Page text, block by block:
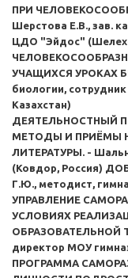
ПРИ
Шерстова Е.В., зав.
ЦДО "Эйдос"
УЧАЩИХСЯ УРОКАХ
биологии,
Казахстан)
ДЕЯТЕЛЬНОСТНЫЙ
МЕТОДЫ И ПРИЁМЫ
ЛИТЕРАТУРЫ. -
(Ковдор, Россия)
Г.Ю., методист,
УПРАВЛЕНИЕ
УСЛОВИЯХ
ОБРАЗОВАТЕЛЬНОЙ
директор МОУ
ПРОГРАММА